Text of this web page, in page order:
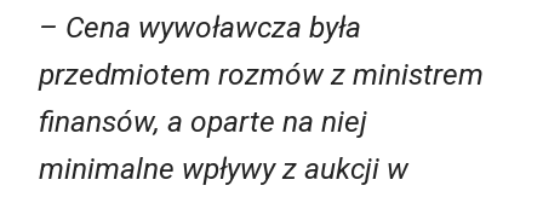
– Cena wywoławcza była
przedmiotem rozmów z ministrem
finansów, a oparte na niej
minimalne wpływy z aukcji w